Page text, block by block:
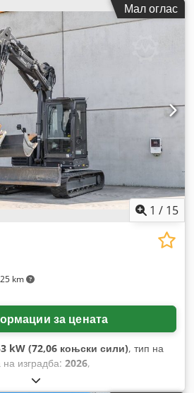
Мал оглас
1 / 15
km
за цената
kW (72,06 коњски сили), тип на
изградба: 2026,